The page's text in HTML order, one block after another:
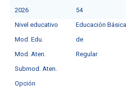
2026
54
Nivel educativo
Educación Básica
Mod. Edu.
deㅤ
Mod. Aten.
Regular
Submod. Aten.
Opción